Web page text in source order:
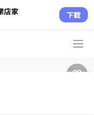
店家 下載